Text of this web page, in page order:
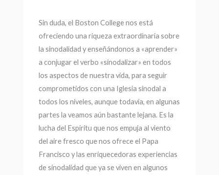
Sin duda, el Boston College nos está
ofreciendo una riqueza extraordinaria sobre
la sinodalidad y enseñándonos a «aprender»
a conjugar el verbo «sinodalizar» en todos
los aspectos de nuestra vida, para seguir
comprometidos con una Iglesia sinodal a
todos los niveles, aunque todavía, en algunas
partes la veamos aún bastante lejana. Es la
lucha del Espíritu que nos empuja al viento
del aire fresco que nos ofrece el Papa
Francisco y las enriquecedoras experiencias
de sinodalidad que ya se viven en algunos